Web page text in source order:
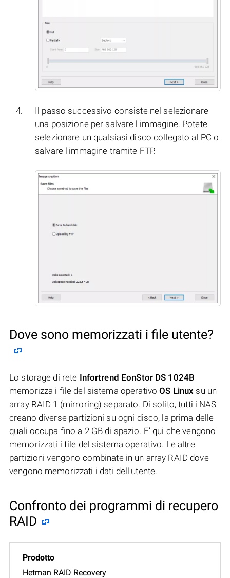
Il passo successivo consiste nel selezionare
una posizione per salvare l'immagine. Potete
selezionare un qualsiasi disco collegato al PC o
salvare l'immagine tramite FTP.
Dove sono memorizzati i file utente?
Lo storage di rete Infortrend EonStor DS 1024B
memorizza i file del sistema operativoOS Linux su un
array RAID 1 (mirroring) separato. Di solito, tutti i NAS
creano diverse partizioni su ogni disco, la prima delle
quali occupa fino a 2 GB di spazio. E’ qui che vengono
memorizzati i file del sistema operativo. Le altre
partizioni vengono combinate in un array RAID dove
vengono memorizzati i dati dell'utente.
Confronto dei programmi di recupero
RAID
Hetman RAID Recovery